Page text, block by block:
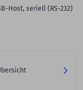
Host, seriell (RS-232)